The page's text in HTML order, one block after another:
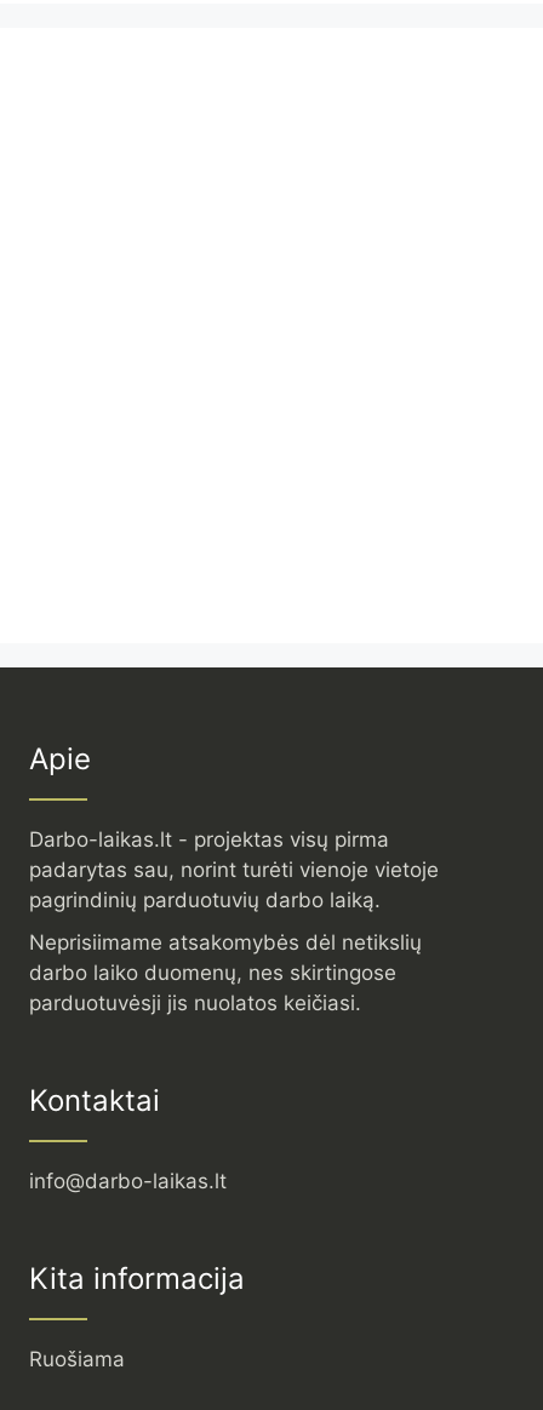
Apie
Darbo-laikas.lt - projektas visų pirma
padarytas sau, norint turėti vienoje vietoje
pagrindinių parduotuvių darbo laiką.
Neprisiimame atsakomybės dėl netikslių
darbo laiko duomenų, nes skirtingose
parduotuvėsji jis nuolatos keičiasi.
Kontaktai
info@darbo-laikas.lt
Kita informacija
Ruošiama